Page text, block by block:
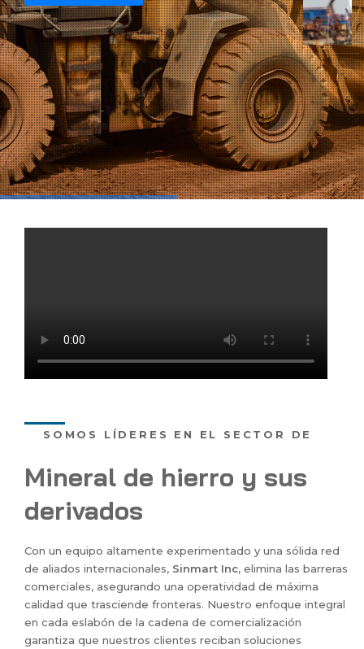
SOMOS LÍDERES EN EL SECTOR DE
Mineral de hierro y sus
derivados
Con un equipo altamente experimentado y una sólida red
de aliados internacionales, Sinmart Inc, elimina las barreras
comerciales, asegurando una operatividad de máxima
calidad que trasciende fronteras. Nuestro enfoque integral
en cada eslabón de la cadena de comercialización
garantiza que nuestros clientes reciban soluciones